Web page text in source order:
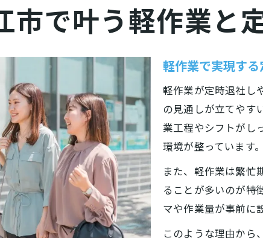
ワークライフバランス重
軽作業選びが生活の質を
松江市で注目の軽作業求
軽作業で家族時間を大切
未経験でも安心な軽作業
未経験から始める松江の軽作業
未経験歓迎の軽作業求人が
軽作業で安定収入を得るた
松江市の軽作業で安心し
未経験者が選ぶべき軽作
軽作業でキャリアを築く
市で叶う軽作業と
軽作業で実現す
軽作業が定時退社し
の見通しが立てやす
業工程やシフトがし
環境が整っています。
また、軽作業は繁忙
ることが多いのが特
マや作業量が事前に
このような理由から